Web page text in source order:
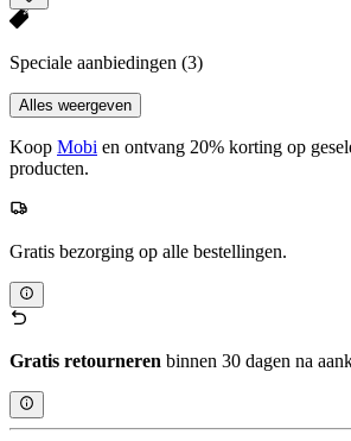
Speciale aanbiedingen (3)
Alles weergeven
Koop Mobi en ontvang 20% korting op
producten.
Gratis bezorging op alle bestellingen.
Gratis retourneren binnen 30 dagen na